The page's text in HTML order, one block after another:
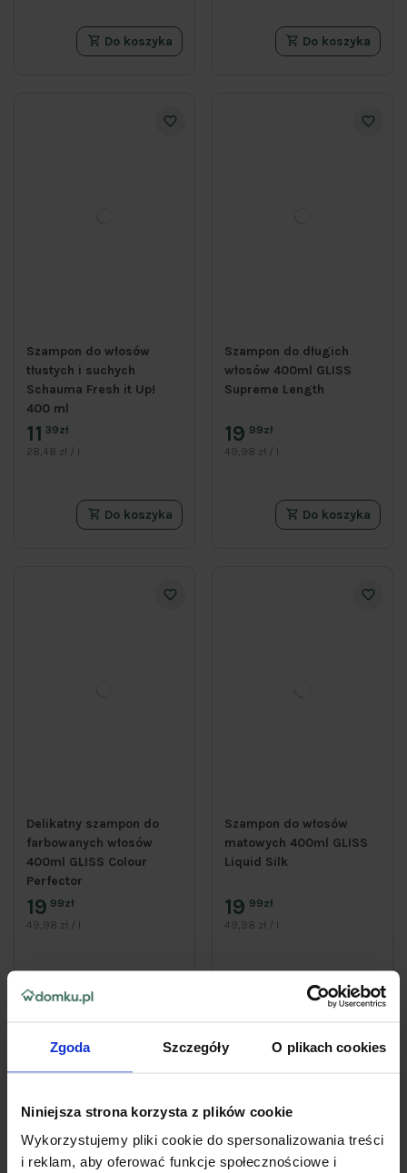
Zgoda Szczegóły O plikach cookies
Niniejsza strona korzysta z plików cookie
Wykorzystujemy pliki cookie do spersonalizowania treści
i reklam, aby oferować funkcje społecznościowe i
Do koszyka Do koszyka
Szampon do włosów
tłustych i suchych
Schauma Fresh it Up!
400 ml
11 39zł
28,48 zł / l
Do koszyka
Szampon do długich
włosów 400ml GLISS
Supreme Length
19 99zł
49,98 zł / l
Do koszyka
Delikatny szampon do
farbowanych włosów
400ml GLISS Colour
Perfector
19 99zł
49,98 zł / l
Szampon do włosów
matowych 400ml GLISS
Liquid Silk
19 99zł
49,98 zł / l
Do koszyka